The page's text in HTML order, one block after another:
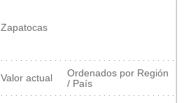
Zapatocas
Valor actual
Ordenados por Región
/ País